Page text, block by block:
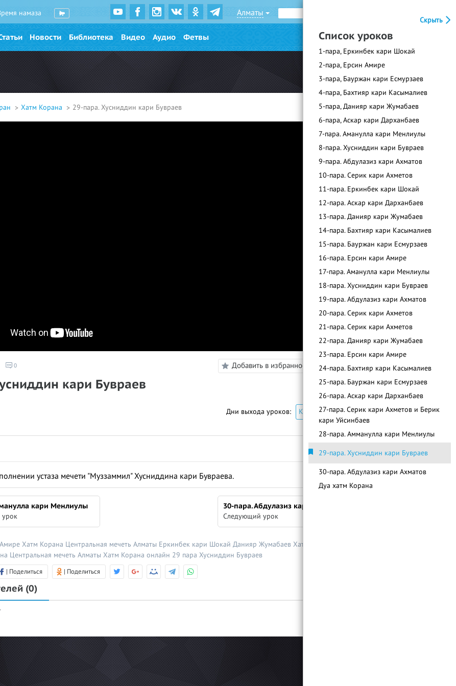
намаза Алматы
Новости Библиотека Видео Аудио Фетвы Войти | Регистрация
Хатм Корана 29-пара. Хусниддин кари Бувраев
0 Добавить в избранное Режим просмотра
кари Бувраев
Дни выхода уроков: Каждый День В Рамадан
устаза мечети "Муззаммил" Хусниддина кари Бувраева.
кари Менлиулы
30-пара. Абдулазиз кари Ахматов
Следующий урок
Хатм Корана Центральная мечеть Алматы Еркинбек кари Шокай Данияр Жумабаев Хатм Корана онлайн
Центральная мечеть Алматы Хатм Корана онлайн 29 пара Хусниддин Бувраев
| Поделиться | Поделиться
(0)
Скрыть
Список уроков
1-пара, Еркинбек кари Шокай
2-пара, Ерсин Амире
3-пара, Бауржан кари Есмурзаев
4-пара, Бахтияр кари Касымалиев
5-пара, Данияр кари Жумабаев
6-пара, Аскар кари Дарханбаев
7-пара. Аманулла кари Менлиулы
8-пара. Хусниддин кари Бувраев
9-пара. Абдулазиз кари Ахматов
10-пара. Серик кари Ахметов
11-пара. Еркинбек кари Шокай
12-пара. Аскар кари Дарханбаев
13-пара. Данияр кари Жумабаев
14-пара. Бахтияр кари Касымалиев
15-пара. Бауржан кари Есмурзаев
16-пара. Ерсин кари Амире
17-пара. Аманулла кари Менлиулы
18-пара. Хусниддин кари Бувраев
19-пара. Абдулазиз кари Ахматов
20-пара. Серик кари Ахметов
21-пара. Серик кари Ахметов
22-пара. Данияр кари Жумабаев
23-пара. Ерсин кари Амире
24-пара. Бахтияр кари Касымалиев
25-пара. Бауржан кари Есмурзаев
26-пара. Аскар кари Дарханбаев
27-пара. Серик кари Ахметов и Берик
кари Уйсинбаев
28-пара. Амманулла кари Менлиулы
29-пара. Хусниддин кари Бувраев
30-пара. Абдулазиз кари Ахматов
Дуа хатм Корана